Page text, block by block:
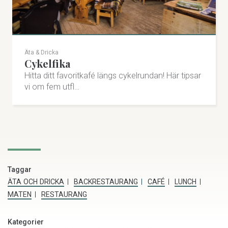
Björnen Räven 66, 837 52 Åre
0647-324 25
lillatyrolen.se
Besök på Facebook
Äta & Dricka
Cykelfika
Hitta ditt favoritkafé längs cykelrundan! Här tipsar
vi om fem utfl…
Taggar
ÄTA OCH DRICKA
BACKRESTAURANG CAFÉ
LUNCH
MATEN
RESTAURANG
Kategorier